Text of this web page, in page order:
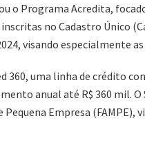
o Programa Acredita,
no Cadastro Único
visando especialmente
360, uma linha de crédito
anual até R$ 360 mil.
Pequena Empresa